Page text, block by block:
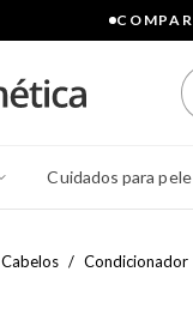
Cuidados para pele
Cabelos Condicionador